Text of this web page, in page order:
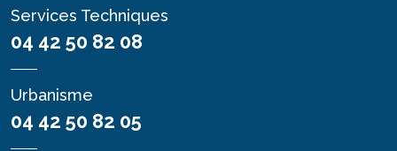
Services Techniques
04 42 50 82 08
Urbanisme
04 42 50 82 05